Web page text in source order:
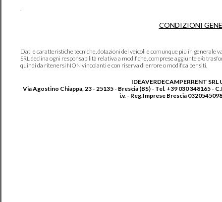
.
CONDIZIONI
Dati e caratteristiche tecniche, dotazioni dei veicoli e comunque più in generale
SRL declina ogni responsabilità relativa a modifiche, comprese aggiunte e/o
quindi da ritenersi NON vincolanti e con riserva di errore o modifica per siti.
IDEAVERDECAMPERRENT SRL
Via Agostino Chiappa, 23 - 25135 - Brescia (BS) - Tel. +39 030 348165 -
i.v. - Reg.Imprese Brescia